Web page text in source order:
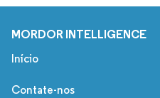
MORDOR INTELLIGENCE
Início
Contate-nos